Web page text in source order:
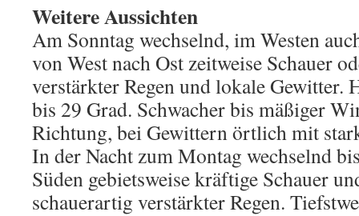
Weitere Aussichten
Am Sonntag wechselnd, im Westen
von West nach Ost zeitweise Schauer
verstärkter Regen und lokale Gewitter.
bis 29 Grad. Schwacher bis mäßiger
Richtung, bei Gewittern örtlich mit
In der Nacht zum Montag wechselnd
Süden gebietsweise kräftige Schauer
schauerartig verstärkter Regen.